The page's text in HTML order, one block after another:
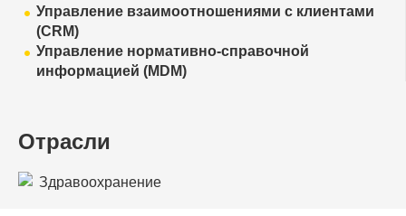
Управление взаимоотношениями с клиентами
(CRM)
Управление нормативно-справочной
информацией (MDM)
Отрасли
Здравоохранение